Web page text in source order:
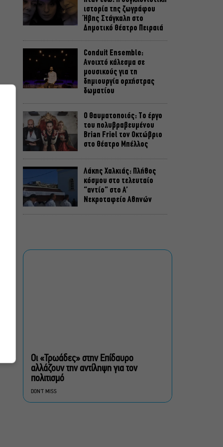
ιστορία της ζωγράφου
Ήβης Στάγκαλη στο
Δημοτικό Θέατρο Πειραιά
Conduit Ensemble:
Ανοιχτό κάλεσμα σε
μουσικούς για τη
δημιουργία ορχήστρας
δωματίου
Ο Θαυματοποιός: Το έργο
του πολυβραβευμένου
Brian Friel τον Οκτώβριο
στο Θέατρο Μπέλλος
Λάκης Χαλκιάς: Πλήθος
κόσμου στο τελευταίο
“αντίο” στο Α’
Νεκροταφείο Αθηνών
τραπεζοκαθισμάτων σε 13
επιχειρησιακές δράσεις
Παγκόσμια πρεμιέρα για τη
Οι «Τρωάδες» στην Επίδαυρο
αλλάζουν την αντίληψη για τον
πολιτισμό
DON'T MISS